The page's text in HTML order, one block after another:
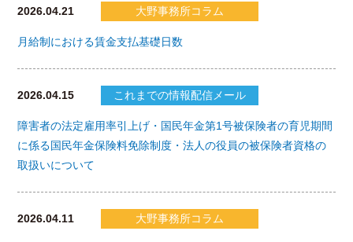
2026.04.21 大野事務所コラム
月給制における賃金支払基礎日数
2026.04.15 これまでの情報配信メール
障害者の法定雇用率引上げ・国民年金第1号被保険者の育児期間
に係る国民年金保険料免除制度・法人の役員の被保険者資格の
取扱いについて
2026.04.11 大野事務所コラム